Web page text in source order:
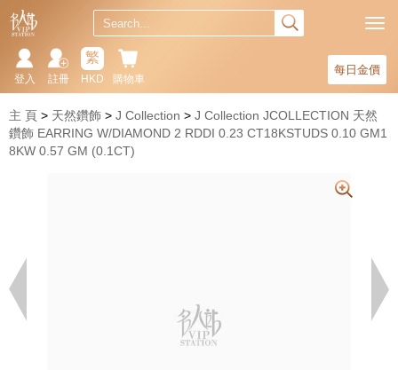
每日金價
購物車
繁
HKD
註冊
登入
主 頁 天然鑽飾 J Collection
J Collection JCOLLECTION 天然
鑽飾 EARRING W/DIAMOND 2 RDDI 0.23 CT18KSTUDS 0.10 GM1
8KW 0.57 GM (0.1CT)